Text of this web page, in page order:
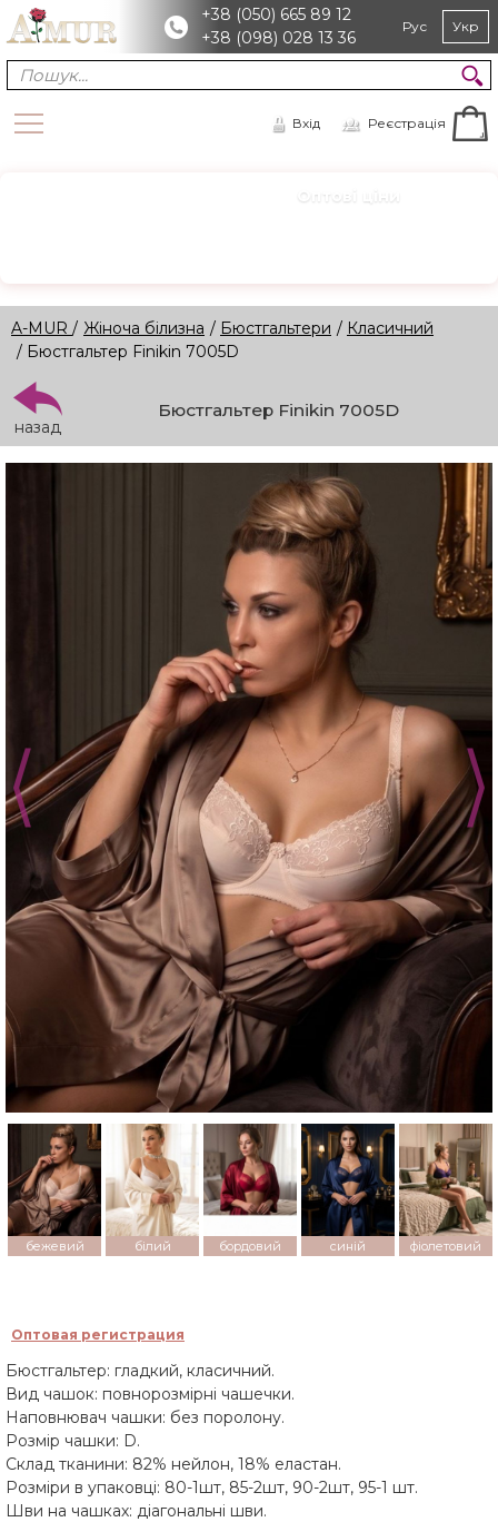
+38 (050) 665 89 12
+38 (098) 028 13 36
Рус Укр
Вхід Реєстрація
Оптові ціни
A-MUR / Жіноча білизна / Бюстгальтери / Класичний
/ Бюстгальтер Finikin 7005D
назад
Бюстгальтер Finikin 7005D
бежевий білий бордовий синій фіолетовий
Оптовая регистрация
Бюстгальтер: гладкий, класичний.
Вид чашок: повнорозмірні чашечки.
Наповнювач чашки: без поролону.
Розмір чашки: D.
Склад тканини: 82% нейлон, 18% еластан.
Розміри в упаковці: 80-1шт, 85-2шт, 90-2шт, 95-1 шт.
Шви на чашках: діагональні шви.